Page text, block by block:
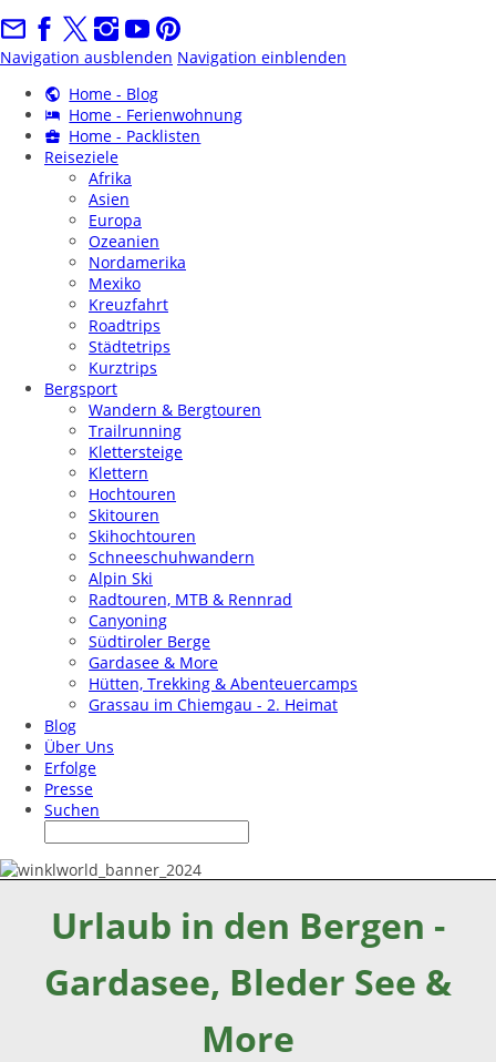
Navigation ausblenden Navigation einblenden
Home - Blog
Home - Ferienwohnung
Home - Packlisten
Reiseziele
Afrika
Asien
Europa
Ozeanien
Nordamerika
Mexiko
Kreuzfahrt
Roadtrips
Städtetrips
Kurztrips
Bergsport
Wandern & Bergtouren
Trailrunning
Klettersteige
Klettern
Hochtouren
Skitouren
Skihochtouren
Schneeschuhwandern
Alpin Ski
Radtouren, MTB & Rennrad
Canyoning
Südtiroler Berge
Gardasee & More
Hütten, Trekking & Abenteuercamps
Grassau im Chiemgau - 2. Heimat
Blog
Über Uns
Erfolge
Presse
Suchen
Urlaub in den Bergen -
Gardasee, Bleder See &
More